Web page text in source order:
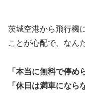
茨城空港から飛行機
ことが心配で、なん
「本当に無料で停め
「休日は満車になら